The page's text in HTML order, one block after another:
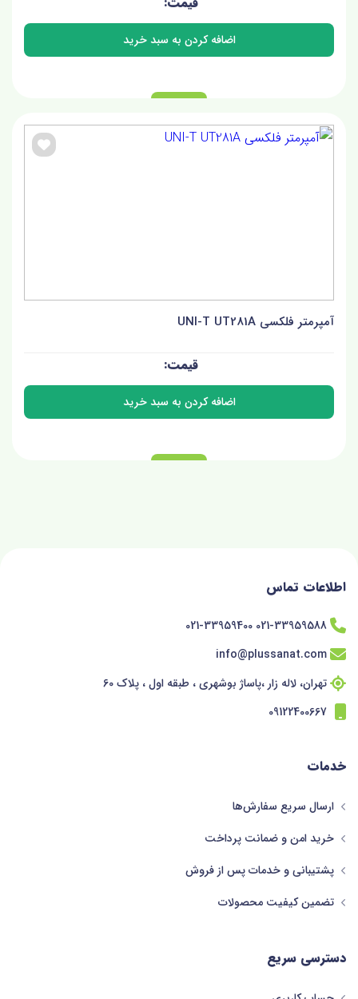
آمپرمتر فلکسی UNI-T UT281A
اطلاعات تماس
021-33959588 021-33959400
info@plussanat.com
تهران، لاله زار ،پاساژ بوشهری ، طبقه اول ، پلاک 60
09122400667
خدمات
ارسال سریع سفارش‌ها
خرید امن و ضمانت پرداخت
پشتیبانی و خدمات پس از فروش
تضمین کیفیت محصولات
دسترسی سریع